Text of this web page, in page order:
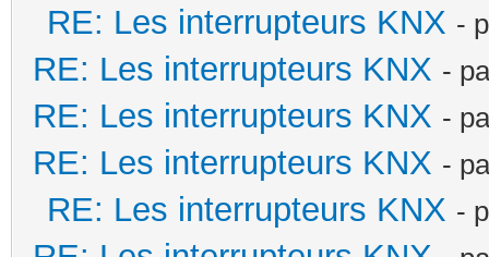
RE: Les interrupteurs KNX -
RE: Les interrupteurs KNX -
RE: Les interrupteurs KNX -
RE: Les interrupteurs KNX -
RE: Les interrupteurs KNX -